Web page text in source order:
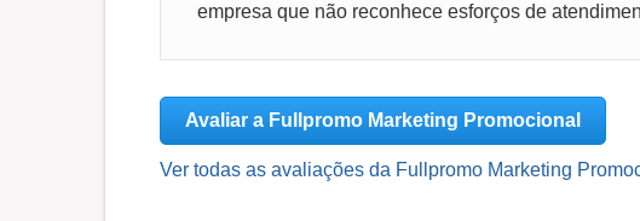
Avaliar a Fullpromo Marketing Promocional
Ver todas as avaliações da Fullpromo Marketing